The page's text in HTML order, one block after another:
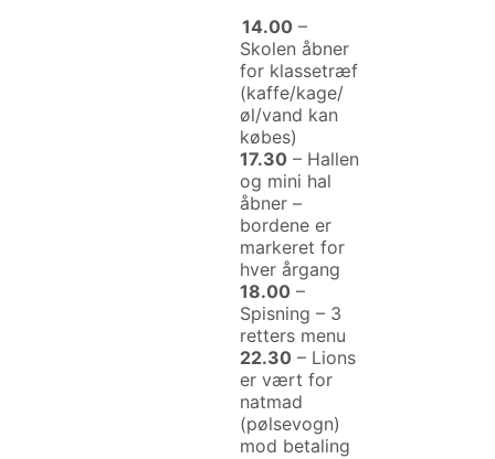
14.00–
Skolen åbner
for klassetræf
(kaffe/kage/
øl/vand kan
købes)
17.30 – Hallen
og mini hal
åbner –
bordene er
markeret for
hver årgang
18.00 –
Spisning – 3
retters menu
22.30 – Lions
er vært for
natmad
(pølsevogn)
mod betaling